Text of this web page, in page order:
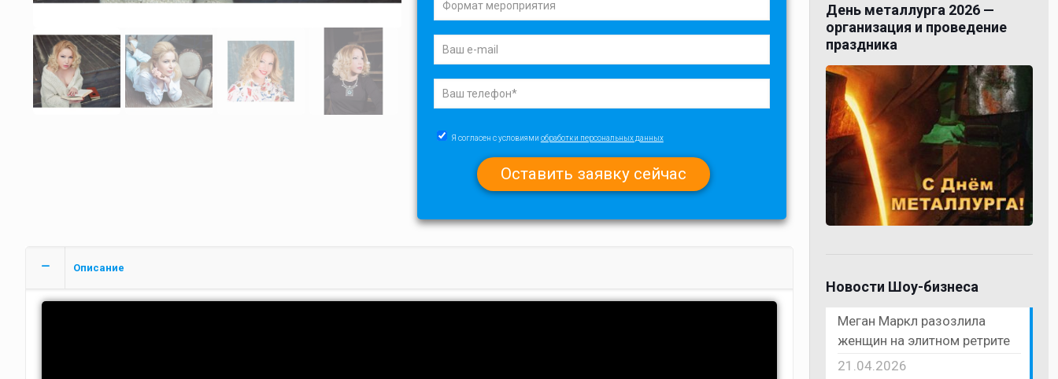
Я согласен с условиями обработки персональных данных
Описание
День металлурга 2026 —
организация и проведение
праздника
Новости Шоу-бизнеса
Меган Маркл разозлила
женщин на элитном ретрите
21.04.2026